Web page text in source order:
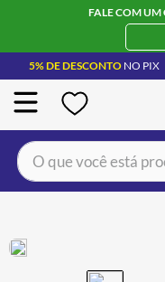
FALE COM UM
5% DE DESCONTO NO PIX
O que você está